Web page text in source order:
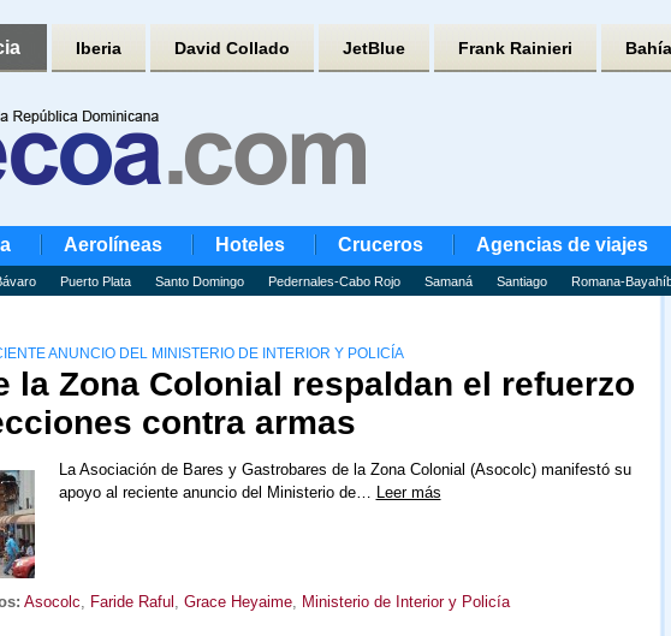
Iberia David Collado JetBlue Frank Rainieri
Aerolíneas Hoteles Cruceros Agencias de viajes
Puerto Plata Santo Domingo Pedernales-Cabo Rojo Samaná Santiago Romana-
ANUNCIO DEL MINISTERIO DE INTERIOR Y POLICÍA
la Zona Colonial respaldan el refuerzo
contra armas
La Asociación de Bares y Gastrobares de la Zona Colonial (Asocolc) manifestó su
apoyo al reciente anuncio del Ministerio de… Leer más
Asocolc, Faride Raful , Grace Heyaime, Ministerio de Interior y Policía